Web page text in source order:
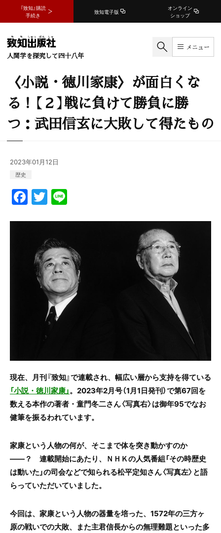
『致知』購読
手続き
致知電子版
オンライン
ショップ
人間学を探究して四十八年
メニュー
〈小説・徳川家康〉が面白くな
る！【２】戦に負けて勝負に勝
つ：武田信玄に大敗して得たもの
2023年01月12日
歴史
F
a
c
b
o
T
w
itt
er
e
現在、月刊『致知』で連載され、幅広い層から支持を得ている
「小説・徳川家康」。2023年2月号（1月1日発刊）で第67回を
数える本作の著者・童門冬二さん〈写真右〉は御年95でなお
健筆を振るわれています。
家康という人物の何が、そこまで体を突き動かすのか
――？ 連載開始にあたり、ＮＨＫの人気番組「その時歴史
は動いた」の司会などで知られる松平定知さん〈写真左〉と語
らっていただいていました。
今回は、家康という人物の器量を培った、1572年の三方ヶ
原の戦いでの大敗、また主君信長からの無理難題といった多